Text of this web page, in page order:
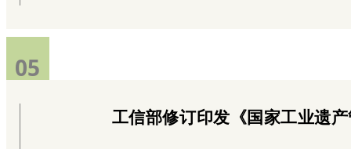
05
工信部修订印发《国家工业遗